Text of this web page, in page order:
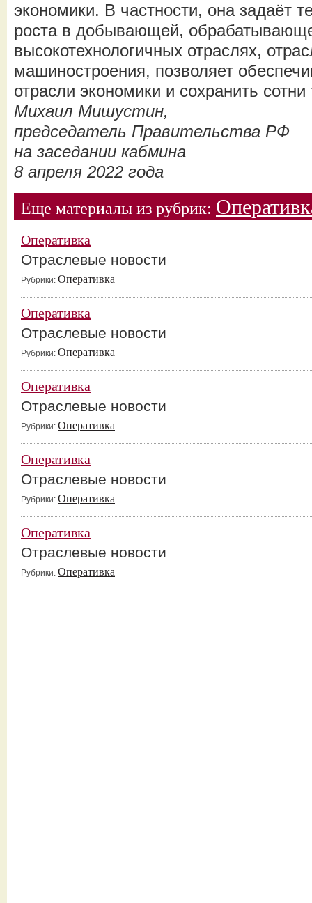
экономики. В частности, она задаёт
роста в добывающей,
высокотехнологичных отраслях,
машиностроения, позволяет
отрасли экономики и сохранить
Михаил Мишустин,
председатель Правительства РФ
на заседании кабмина
8 апреля 2022 года
Еще материалы из рубрик:
Оперативка
Отраслевые новости
Рубрики: Оперативка
Оперативка
Отраслевые новости
Рубрики: Оперативка
Оперативка
Отраслевые новости
Рубрики: Оперативка
Оперативка
Отраслевые новости
Рубрики: Оперативка
Оперативка
Отраслевые новости
Рубрики: Оперативка